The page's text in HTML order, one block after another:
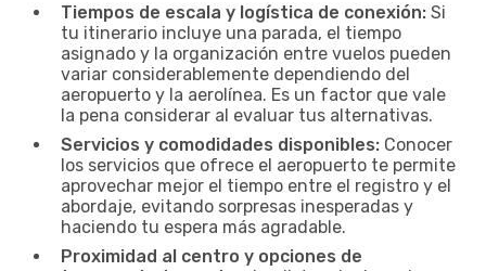
Tiempos de escala y logística de conexión: Si
tu itinerario incluye una parada, el tiempo
asignado y la organización entre vuelos pueden
variar considerablemente dependiendo del
aeropuerto y la aerolínea. Es un factor que vale
la pena considerar al evaluar tus alternativas.
Servicios y comodidades disponibles: Conocer
los servicios que ofrece el aeropuerto te permite
aprovechar mejor el tiempo entre el registro y el
abordaje, evitando sorpresas inesperadas y
haciendo tu espera más agradable.
Proximidad al centro y opciones de